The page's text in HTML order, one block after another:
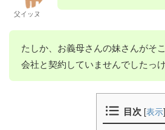
父イッヌ
たしか、お義母さんの妹さんがそ
会社と契約していませんでしたっ
目次 [表示]